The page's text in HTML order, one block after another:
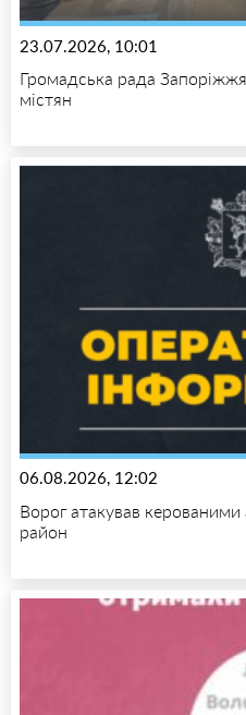
23.07.2026, 10:01
Громадська рада
містян
06.08.2026, 12:02
Ворог атакував
район